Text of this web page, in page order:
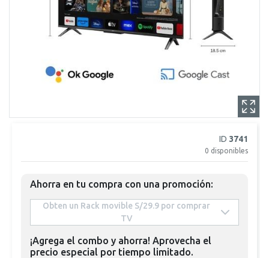
ID 3741
0 disponibles
Ahorra en tu compra con una promoción:
Obten un Rack movible S/29.9 por comprar
¡Agrega el combo y ahorra! Aprovecha el
precio especial por tiempo limitado.